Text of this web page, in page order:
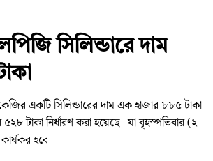
সিলিন্ডারে দাম
একটি সিলিন্ডারের দাম এক হাজার ৮৮৫ টাকা
টাকা নির্ধারণ করা হয়েছে। যা বৃহস্পতিবার (২
হবে।